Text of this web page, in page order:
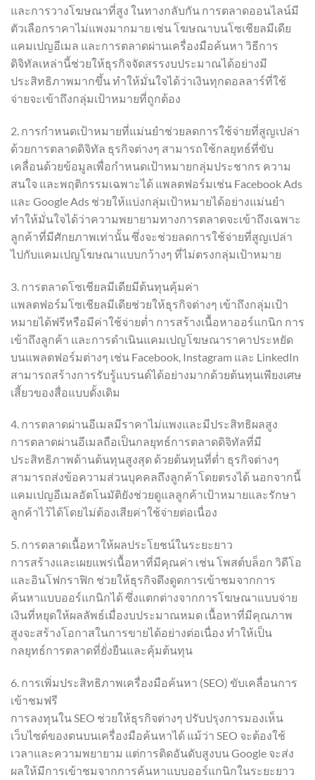
และการวางโฆษณาที่สูง ในทางกลับกัน การตลาดออนไลน์มี
ตัวเลือกราคาไม่แพงมากมาย เช่น โฆษณาบนโซเชียลมีเดีย
แคมเปญอีเมล และการตลาดผ่านเครื่องมือค้นหา วิธีการ
ดิจิทัลเหล่านี้ช่วยให้ธุรกิจจัดสรรงบประมาณได้อย่างมี
ประสิทธิภาพมากขึ้น ทำให้มั่นใจได้ว่าเงินทุกดอลลาร์ที่ใช้
จ่ายจะเข้าถึงกลุ่มเป้าหมายที่ถูกต้อง
2. การกำหนดเป้าหมายที่แม่นยำช่วยลดการใช้จ่ายที่สูญเปล่า
ด้วยการตลาดดิจิทัล ธุรกิจต่างๆ สามารถใช้กลยุทธ์ที่ขับ
เคลื่อนด้วยข้อมูลเพื่อกำหนดเป้าหมายกลุ่มประชากร ความ
สนใจ และพฤติกรรมเฉพาะได้ แพลตฟอร์มเช่น Facebook Ads
และ Google Ads ช่วยให้แบ่งกลุ่มเป้าหมายได้อย่างแม่นยำ
ทำให้มั่นใจได้ว่าความพยายามทางการตลาดจะเข้าถึงเฉพาะ
ลูกค้าที่มีศักยภาพเท่านั้น ซึ่งจะช่วยลดการใช้จ่ายที่สูญเปล่า
ไปกับแคมเปญโฆษณาแบบกว้างๆ ที่ไม่ตรงกลุ่มเป้าหมาย
3. การตลาดโซเชียลมีเดียมีต้นทุนคุ้มค่า
แพลตฟอร์มโซเชียลมีเดียช่วยให้ธุรกิจต่างๆ เข้าถึงกลุ่มเป้า
หมายได้ฟรีหรือมีค่าใช้จ่ายต่ำ การสร้างเนื้อหาออร์แกนิก การ
เข้าถึงลูกค้า และการดำเนินแคมเปญโฆษณาราคาประหยัด
บนแพลตฟอร์มต่างๆ เช่น Facebook, Instagram และ LinkedIn
สามารถสร้างการรับรู้แบรนด์ได้อย่างมากด้วยต้นทุนเพียงเศษ
เสี้ยวของสื่อแบบดั้งเดิม
4. การตลาดผ่านอีเมลมีราคาไม่แพงและมีประสิทธิผลสูง
การตลาดผ่านอีเมลถือเป็นกลยุทธ์การตลาดดิจิทัลที่มี
ประสิทธิภาพด้านต้นทุนสูงสุด ด้วยต้นทุนที่ต่ำ ธุรกิจต่างๆ
สามารถส่งข้อความส่วนบุคคลถึงลูกค้าโดยตรงได้ นอกจากนี้
แคมเปญอีเมลอัตโนมัติยังช่วยดูแลลูกค้าเป้าหมายและรักษา
ลูกค้าไว้ได้โดยไม่ต้องเสียค่าใช้จ่ายต่อเนื่อง
5. การตลาดเนื้อหาให้ผลประโยชน์ในระยะยาว
การสร้างและเผยแพร่เนื้อหาที่มีคุณค่า เช่น โพสต์บล็อก วิดีโอ
และอินโฟกราฟิก ช่วยให้ธุรกิจดึงดูดการเข้าชมจากการ
ค้นหาแบบออร์แกนิกได้ ซึ่งแตกต่างจากการโฆษณาแบบจ่าย
เงินที่หยุดให้ผลลัพธ์เมื่องบประมาณหมด เนื้อหาที่มีคุณภาพ
สูงจะสร้างโอกาสในการขายได้อย่างต่อเนื่อง ทำให้เป็น
กลยุทธ์การตลาดที่ยั่งยืนและคุ้มต้นทุน
6. การเพิ่มประสิทธิภาพเครื่องมือค้นหา (SEO) ขับเคลื่อนการ
เข้าชมฟรี
การลงทุนใน SEO ช่วยให้ธุรกิจต่างๆ ปรับปรุงการมองเห็น
เว็บไซต์ของตนบนเครื่องมือค้นหาได้ แม้ว่า SEO จะต้องใช้
เวลาและความพยายาม แต่การติดอันดับสูงบน Google จะส่ง
ผลให้มีการเข้าชมจากการค้นหาแบบออร์แกนิกในระยะยาว